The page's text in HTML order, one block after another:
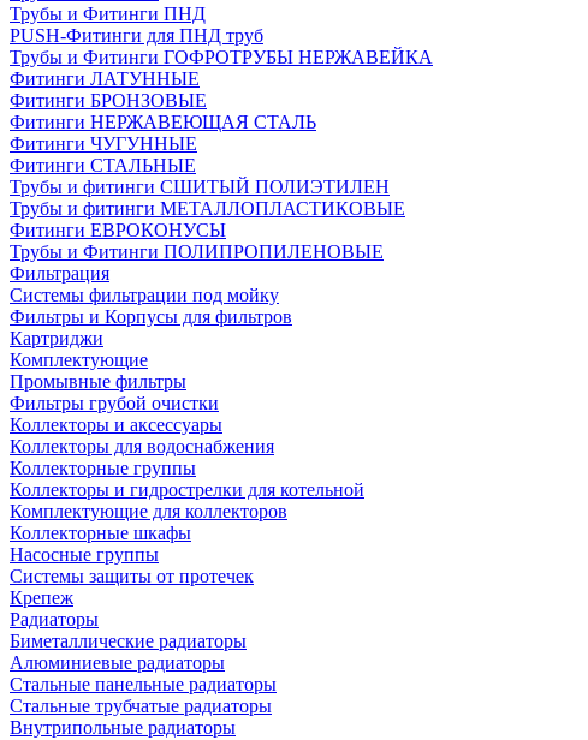
Трубы и Фитинги ПНД
PUSH-Фитинги для ПНД труб
Трубы и Фитинги ГОФРОТРУБЫ НЕРЖАВЕЙКА
Фитинги ЛАТУННЫЕ
Фитинги БРОНЗОВЫЕ
Фитинги НЕРЖАВЕЮЩАЯ СТАЛЬ
Фитинги ЧУГУННЫЕ
Фитинги СТАЛЬНЫЕ
Трубы и фитинги СШИТЫЙ ПОЛИЭТИЛЕН
Трубы и фитинги МЕТАЛЛОПЛАСТИКОВЫЕ
Фитинги ЕВРОКОНУСЫ
Трубы и Фитинги ПОЛИПРОПИЛЕНОВЫЕ
Фильтрация
Системы фильтрации под мойку
Фильтры и Корпусы для фильтров
Картриджи
Комплектующие
Промывные фильтры
Фильтры грубой очистки
Коллекторы и аксессуары
Коллекторы для водоснабжения
Коллекторные группы
Коллекторы и гидрострелки для котельной
Комплектующие для коллекторов
Коллекторные шкафы
Насосные группы
Системы защиты от протечек
Крепеж
Радиаторы
Биметаллические радиаторы
Алюминиевые радиаторы
Стальные панельные радиаторы
Стальные трубчатые радиаторы
Внутрипольные радиаторы